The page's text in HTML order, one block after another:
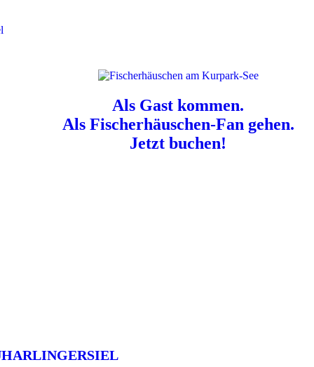
Als Gast kommen.
Als Fischerhäuschen-Fan gehen.
Jetzt buchen!